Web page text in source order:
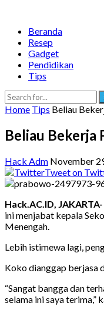
Beranda
Resep
Gadget
Pendidikan
Tips
Home Tips Beliau
Beliau Bekerja
Hack Adm November
Tweet on
Hack.AC.ID, JAKARTA-
ini menjabat kepala
Menengah.
Lebih istimewa lagi,
Koko dianggap berjasa
“Sangat bangga dan
selama ini saya